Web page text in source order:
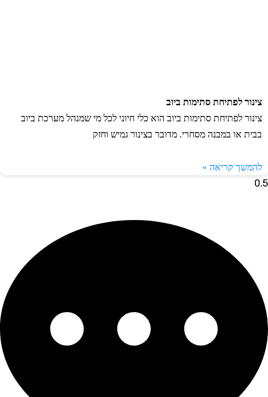
לפתיחת סתימות ביוב
לפתיחת סתימות ביוב הוא כלי חיוני לכל מי שמנהל מערכת ביוב
או במבנה מסחרי. מדובר בצינור גמיש וחזק
קריאה »